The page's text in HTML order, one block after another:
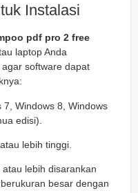
Instalasi
pdf pro 2 free
laptop Anda
software dapat
7, Windows 8, Windows
edisi).
lebih tinggi.
lebih disarankan
besar dengan